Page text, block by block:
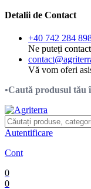
Detalii de Contact
+40 742 284
Ne puteți
Vă vom oferi
•Caută produsul tău
Autentificare
Cont
0
0